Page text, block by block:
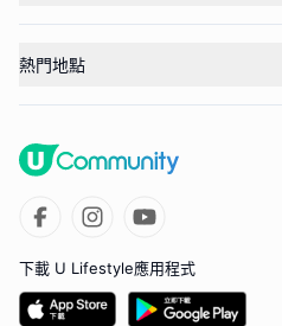
熱門地點
下載 U Lifestyle應用程式